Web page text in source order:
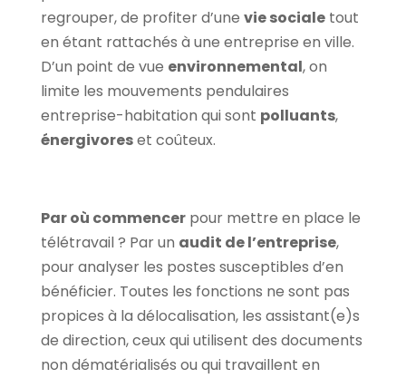
regrouper, de profiter d’une vie socialetout
en étant rattachés à une entreprise en ville.
D’un point de vue environnemental, on
limite les mouvements pendulaires
entreprise-habitation qui sont polluants,
énergivoreset coûteux.
Par où commencerpour mettre en place le
télétravail ? Par un audit de l’entreprise,
pour analyser les postes susceptibles d’en
bénéficier. Toutes les fonctions ne sont pas
propices à la délocalisation, les assistant(e)s
de direction, ceux qui utilisent des documents
non dématérialisés ou qui travaillent en